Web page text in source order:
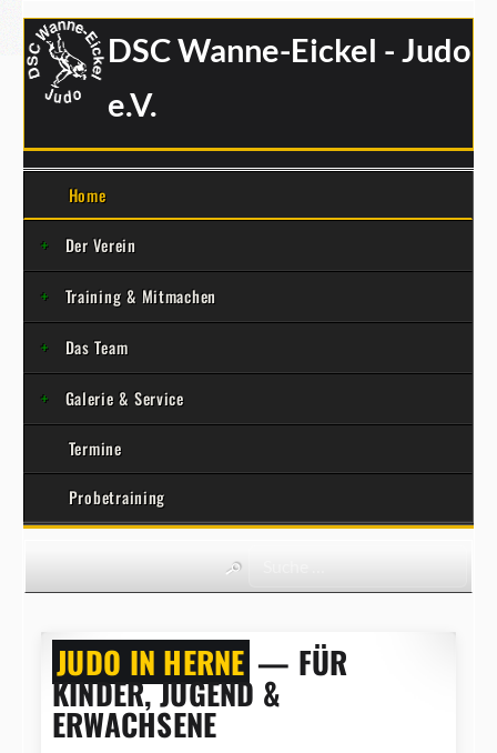
DSC Wanne-Eickel - Judo
e.V.
Home
Der Verein
Training & Mitmachen
Das Team
Galerie & Service
Termine
Probetraining
JUDO IN HERNE — FÜR
KINDER, JUGEND &
ERWACHSENE